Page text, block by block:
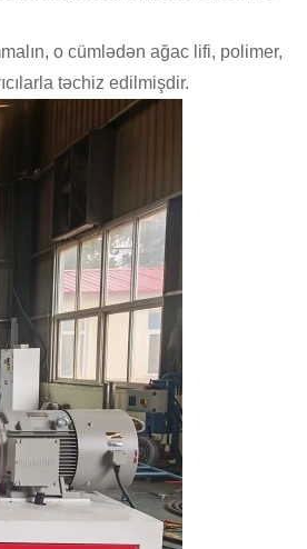
o cümlədən ağac lifi, polimer,
təchiz edilmişdir.